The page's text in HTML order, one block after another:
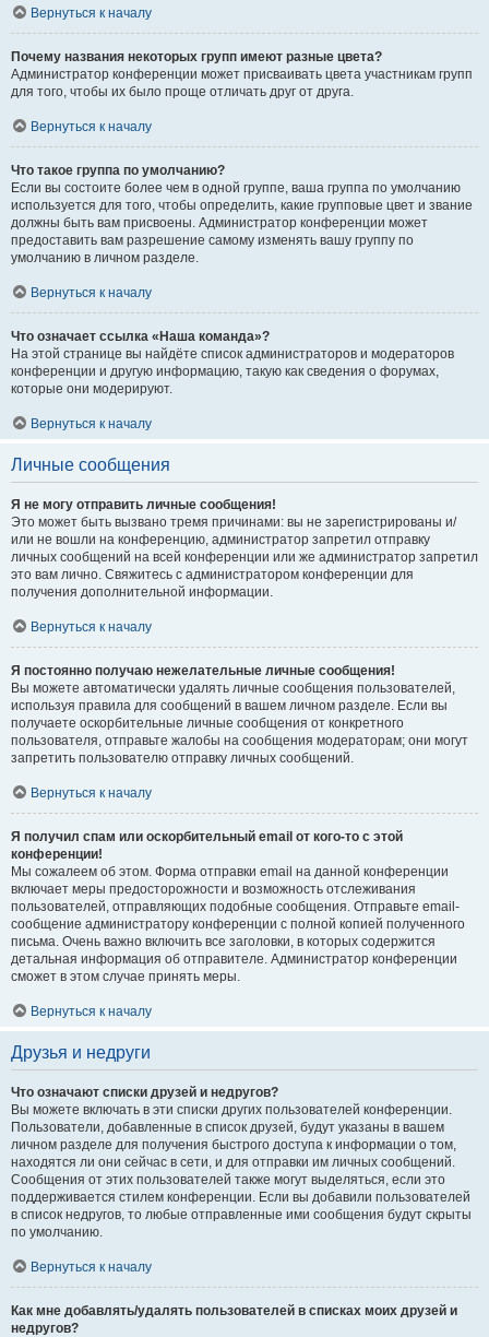
Вернуться к началу
Почему названия некоторых групп имеют разные цвета?
Администратор конференции может присваивать цвета участникам групп
для того, чтобы их было проще отличать друг от друга.
Вернуться к началу
Что такое группа по умолчанию?
Если вы состоите более чем в одной группе, ваша группа по умолчанию
используется для того, чтобы определить, какие групповые цвет и звание
должны быть вам присвоены. Администратор конференции может
предоставить вам разрешение самому изменять вашу группу по
умолчанию в личном разделе.
Вернуться к началу
Что означает ссылка «Наша команда»?
На этой странице вы найдёте список администраторов и модераторов
конференции и другую информацию, такую как сведения о форумах,
которые они модерируют.
Вернуться к началу
Личные сообщения
Я не могу отправить личные сообщения!
Это может быть вызвано тремя причинами: вы не зарегистрированы и/
или не вошли на конференцию, администратор запретил отправку
личных сообщений на всей конференции или же администратор запретил
это вам лично. Свяжитесь с администратором конференции для
получения дополнительной информации.
Вернуться к началу
Я постоянно получаю нежелательные личные сообщения!
Вы можете автоматически удалять личные сообщения пользователей,
используя правила для сообщений в вашем личном разделе. Если вы
получаете оскорбительные личные сообщения от конкретного
пользователя, отправьте жалобы на сообщения модераторам; они могут
запретить пользователю отправку личных сообщений.
Вернуться к началу
Я получил спам или оскорбительный email от кого-то с этой
конференции!
Мы сожалеем об этом. Форма отправки email на данной конференции
включает меры предосторожности и возможность отслеживания
пользователей, отправляющих подобные сообщения. Отправьте email-
сообщение администратору конференции с полной копией полученного
письма. Очень важно включить все заголовки, в которых содержится
детальная информация об отправителе. Администратор конференции
сможет в этом случае принять меры.
Вернуться к началу
Друзья и недруги
Что означают списки друзей и недругов?
Вы можете включать в эти списки других пользователей конференции.
Пользователи, добавленные в список друзей, будут указаны в вашем
личном разделе для получения быстрого доступа к информации о том,
находятся ли они сейчас в сети, и для отправки им личных сообщений.
Сообщения от этих пользователей также могут выделяться, если это
поддерживается стилем конференции. Если вы добавили пользователей
в список недругов, то любые отправленные ими сообщения будут скрыты
по умолчанию.
Вернуться к началу
Как мне добавлять/удалять пользователей в списках моих друзей и
недругов?